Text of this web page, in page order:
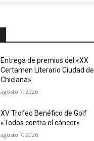
Entrega de premios del «XX
Certamen Literario Ciudad de
Chiclana»
agosto 7, 2026
XV Trofeo Benéfico de Golf
«Todos contra el cáncer»
agosto 7, 2026